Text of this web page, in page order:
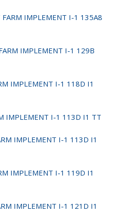
IMPLEMENT I-1 135A8
IMPLEMENT I-1 129B
IMPLEMENT I-1 118D I1
IMPLEMENT I-1 113D I1 TT
IMPLEMENT I-1 113D I1
IMPLEMENT I-1 119D I1
IMPLEMENT I-1 121D I1